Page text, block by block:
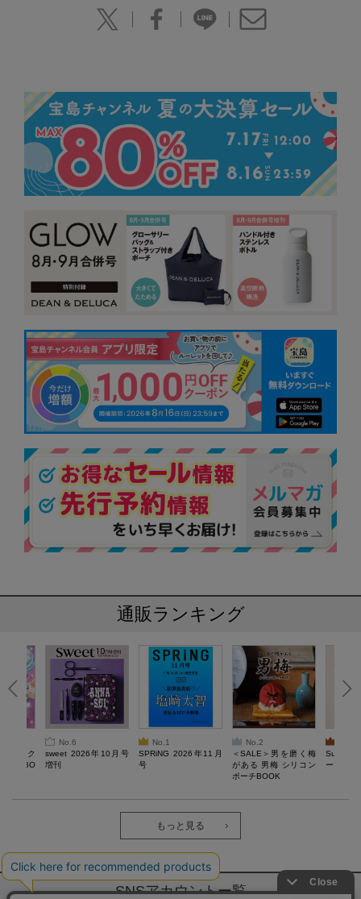
通販ランキング
るスク
ぷにBO
No.6
sweet 2026年10月号
増刊
No.1
SPRiNG 2026年11月
号
No.2
＜SALE＞男を磨く梅
がある 男梅 シリコン
ポーチBOOK
ーツチャ
もっと見る
SNSアカウントー覧